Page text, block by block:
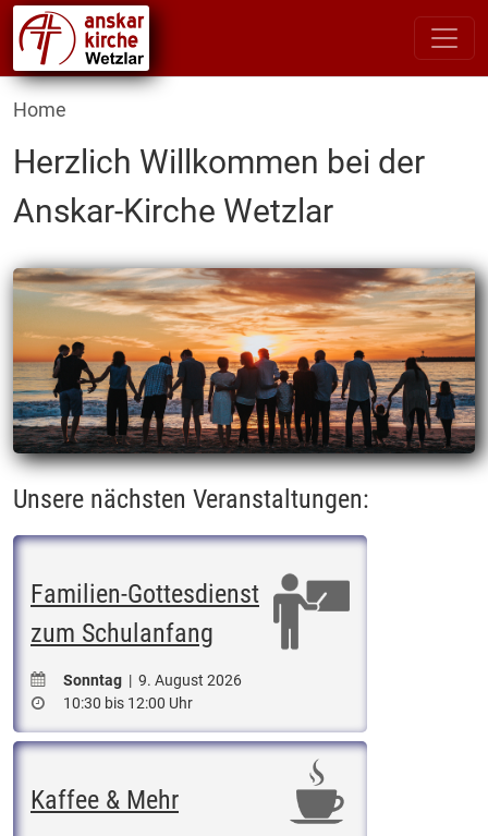
Home
Herzlich Willkommen bei der
Anskar-Kirche Wetzlar
Unsere nächsten Veranstaltungen:
Familien-Gottesdienst
zum Schulanfang
Sonntag | 9. August 2026
10:30 bis 12:00 Uhr
Kaffee & Mehr